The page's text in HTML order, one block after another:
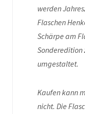
werden
Flaschen
Schärpe am
Sonderedition
umgestaltet.
Kaufen kann
nicht. Die